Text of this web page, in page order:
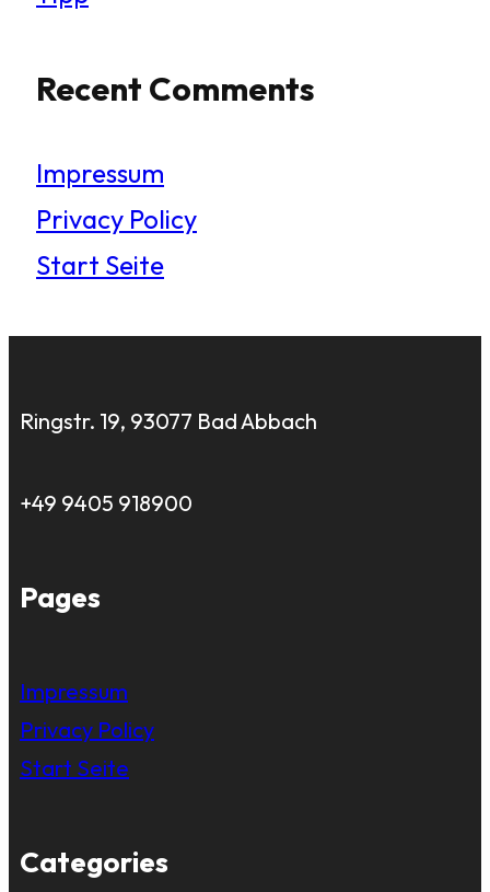
Recent Comments
Impressum
Privacy Policy
Start Seite
Ringstr. 19, 93077 Bad Abbach
+49 9405 918900
Pages
Impressum
Privacy Policy
Start Seite
Categories